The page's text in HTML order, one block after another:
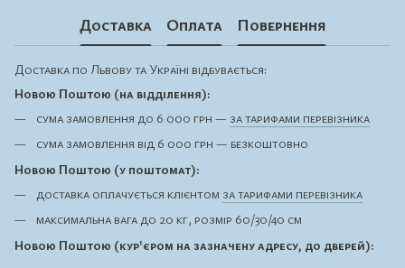
Доставка Оплата Повернення
Доставка по Львову та Україні відбувається:
Новою Поштою (на відділення):
сума замовлення до 6 000 грн — за тарифами перевізника
сума замовлення від 6 000 грн — безкоштовно
Новою Поштою (у поштомат):
доставка оплачується клієнтом за тарифами перевізника
максимальна вага до 20 кг, розмір 60/30/40 см
Новою Поштою (кур'єром на зазначену адресу, до дверей):